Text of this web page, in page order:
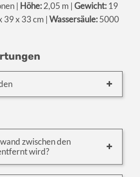
| Höhe:2,05 m | Gewicht: 19
39 x 33 cm | Wassersäule:5000
zwischen den
wird?